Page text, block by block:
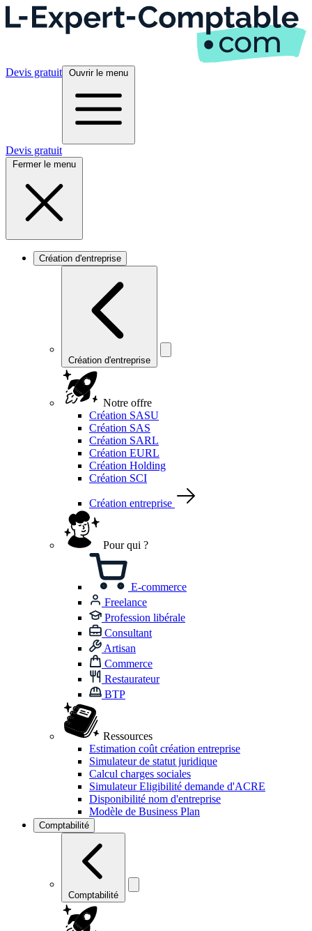
Devis gratuit Ouvrir le menu
Devis gratuit
Fermer le menu
Création d'entreprise
Création d'entreprise
Notre offre
Création SASU
Création SAS
Création SARL
Création EURL
Création Holding
Création SCI
Création entreprise
Pour qui ?
E-commerce
Freelance
Profession libérale
Consultant
Artisan
Commerce
Restaurateur
BTP
Ressources
Estimation coût création entreprise
Simulateur de statut juridique
Calcul charges sociales
Simulateur Eligibilité demande d'ACRE
Disponibilité nom d'entreprise
Modèle de Business Plan
Comptabilité
Comptabilité